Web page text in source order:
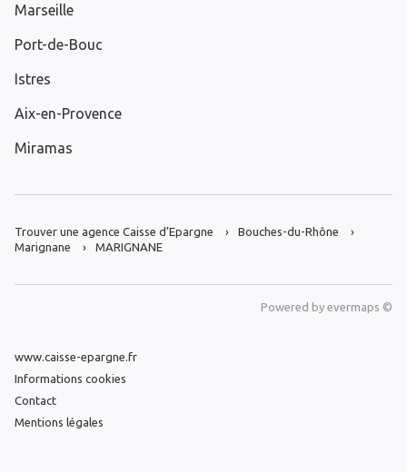
Marseille
Port-de-Bouc
Istres
Aix-en-Provence
Miramas
Trouver une agence Caisse d’Epargne
Bouches-du-Rhône
Marignane
MARIGNANE
Powered by evermaps ©
www.caisse-epargne.fr
Informations cookies
Contact
Mentions légales